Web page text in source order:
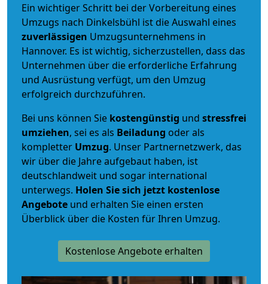
Ein wichtiger Schritt bei der Vorbereitung eines
Umzugs nach Dinkelsbühl ist die Auswahl eines
zuverlässigen Umzugsunternehmens in
Hannover. Es ist wichtig, sicherzustellen, dass das
Unternehmen über die erforderliche Erfahrung
und Ausrüstung verfügt, um den Umzug
erfolgreich durchzuführen.
Bei uns können Sie kostengünstig und stressfrei
umziehen, sei es als Beiladung oder als
kompletter Umzug. Unser Partnernetzwerk, das
wir über die Jahre aufgebaut haben, ist
deutschlandweit und sogar international
unterwegs. Holen Sie sich jetzt kostenlose
Angebote und erhalten Sie einen ersten
Überblick über die Kosten für Ihren Umzug.
Kostenlose Angebote erhalten